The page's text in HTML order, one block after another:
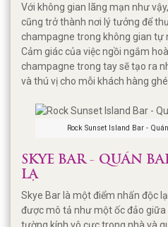
Với không gian lãng mạn như
cũng trở thành nơi lý tưởng để
champagne trong không gian tự
Cảm giác của việc ngồi ngắm
champagne trong tay sẽ tạo ra
và thú vị cho mỗi khách hàng ghé
Rock Sunset Island Bar -
SKYE BAR - QUÁN
LẠ
Skye Bar là một điểm nhấn độc
được mô tả như một ốc đảo giữa
tường kính vô cực trong nhà và